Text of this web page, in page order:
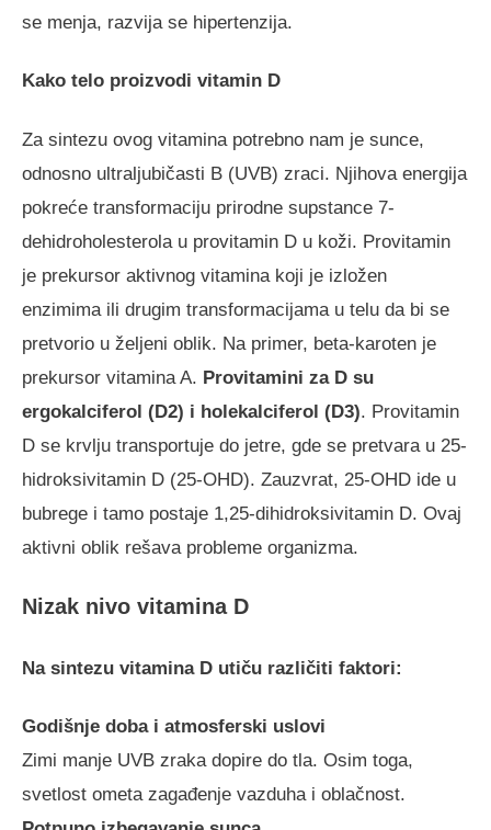
se menja, razvija se hipertenzija.
Kako telo proizvodi vitamin D
Za sintezu ovog vitamina potrebno nam je sunce,
odnosno ultraljubičasti B (UVB) zraci. Njihova energija
pokreće transformaciju prirodne supstance 7-
dehidroholesterola u provitamin D u koži. Provitamin
je prekursor aktivnog vitamina koji je izložen
enzimima ili drugim transformacijama u telu da bi se
pretvorio u željeni oblik. Na primer, beta-karoten je
prekursor vitamina A. Provitamini za D su
ergokalciferol (D2) i holekalciferol (D3). Provitamin
D se krvlju transportuje do jetre, gde se pretvara u 25-
hidroksivitamin D (25-OHD). Zauzvrat, 25-OHD ide u
bubrege i tamo postaje 1,25-dihidroksivitamin D. Ovaj
aktivni oblik rešava probleme organizma.
Nizak nivo vitamina D
Na sintezu vitamina D utiču različiti faktori:
Godišnje doba i atmosferski uslovi
Zimi manje UVB zraka dopire do tla. Osim toga,
svetlost ometa zagađenje vazduha i oblačnost.